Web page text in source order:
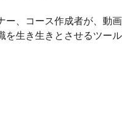
、コース作成者が、動画
を生き生きとさせるツール